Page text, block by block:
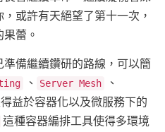
或許有天絕望了第十一次，
蕾。
備繼續鑽研的路線，可以簡
、 Server Mesh 、
益於容器化以及微服務下的
這種容器編排工具使得多環境